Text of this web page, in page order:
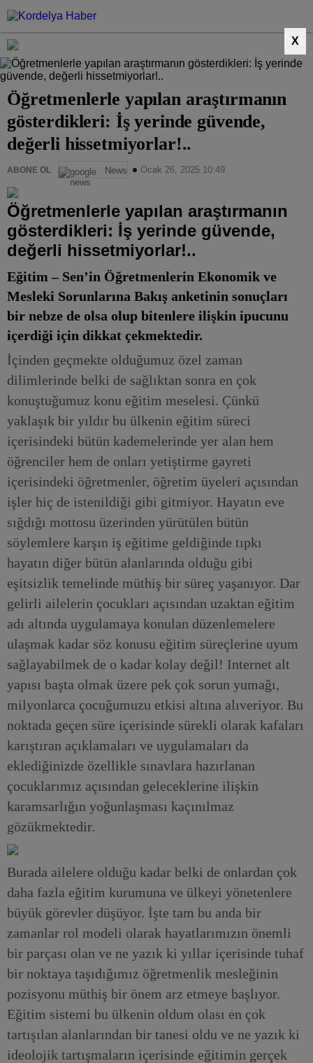
X
Öğretmenlerle yapılan araştırmanın
gösterdikleri: İş yerinde güvende,
değerli hissetmiyorlar!..
ABONE OL News Ocak 26, 2025 10:49
Öğretmenlerle yapılan araştırmanın
gösterdikleri: İş yerinde güvende,
değerli hissetmiyorlar!..
Eğitim – Sen’in Öğretmenlerin Ekonomik ve
Mesleki Sorunlarına Bakış anketinin sonuçları
bir nebze de olsa olup bitenlere ilişkin ipucunu
içerdiği için dikkat çekmektedir.
İçinden geçmekte olduğumuz özel zaman
dilimlerinde belki de sağlıktan sonra en çok
konuştuğumuz konu eğitim meselesi. Çünkü
yaklaşık bir yıldır bu ülkenin eğitim süreci
içerisindeki bütün kademelerinde yer alan hem
öğrenciler hem de onları yetiştirme gayreti
içerisindeki öğretmenler, öğretim üyeleri açısından
işler hiç de istenildiği gibi gitmiyor. Hayatın eve
sığdığı mottosu üzerinden yürütülen bütün
söylemlere karşın iş eğitime geldiğinde tıpkı
hayatın diğer bütün alanlarında olduğu gibi
eşitsizlik temelinde müthiş bir süreç yaşanıyor. Dar
gelirli ailelerin çocukları açısından uzaktan eğitim
adı altında uygulamaya konulan düzenlemelere
ulaşmak kadar söz konusu eğitim süreçlerine uyum
sağlayabilmek de o kadar kolay değil! Internet alt
yapısı başta olmak üzere pek çok sorun yumağı,
milyonlarca çocuğumuzu etkisi altına alıveriyor. Bu
noktada geçen süre içerisinde sürekli olarak kafaları
karıştıran açıklamaları ve uygulamaları da
eklediğinizde özellikle sınavlara hazırlanan
çocuklarımız açısından geleceklerine ilişkin
karamsarlığın yoğunlaşması kaçınılmaz
gözükmektedir.
Burada ailelere olduğu kadar belki de onlardan çok
daha fazla eğitim kurumuna ve ülkeyi yönetenlere
büyük görevler düşüyor. İşte tam bu anda bir
zamanlar rol modeli olarak hayatlarımızın önemli
bir parçası olan ve ne yazık ki yıllar içerisinde tuhaf
bir noktaya taşıdığımız öğretmenlik mesleğinin
pozisyonu müthiş bir önem arz etmeye başlıyor.
Eğitim sistemi bu ülkenin oldum olası en çok
tartışılan alanlarından bir tanesi oldu ve ne yazık ki
ideolojik tartışmaların içerisinde eğitimin gerçek